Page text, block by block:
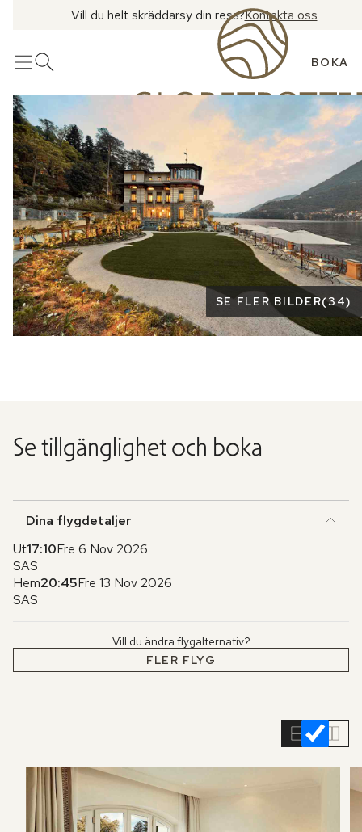
Vill du helt skräddarsy din resa?Kontakta oss
MenyÖppna sök BOKA
Se fler bilder
SE FLER BILDER(34)
Se tillgänglighet och boka
Dina flygdetaljer
Ut17:10Fre 6 Nov 2026
SAS
Hem20:45Fre 13 Nov 2026
SAS
Vill du ändra flygalternativ?
FLER FLYG